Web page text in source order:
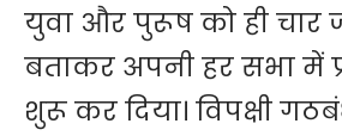
युवा और पुरूष को ही चार
बताकर अपनी हर सभा में
शुरू कर दिया। विपक्षी